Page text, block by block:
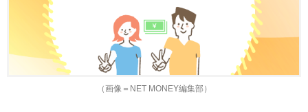
（画像＝NET MONEY編集部）